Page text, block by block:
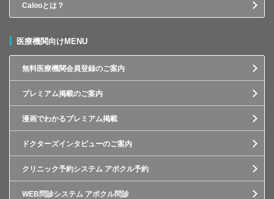
Calooとは？
医療機関向けMENU
無料医療機関会員登録のご案内
プレミアム掲載のご案内
漫画でわかるプレミアム掲載
ドクターズインタビューのご案内
クリニック予約システム アポクル予約
WEB問診システム アポクル問診